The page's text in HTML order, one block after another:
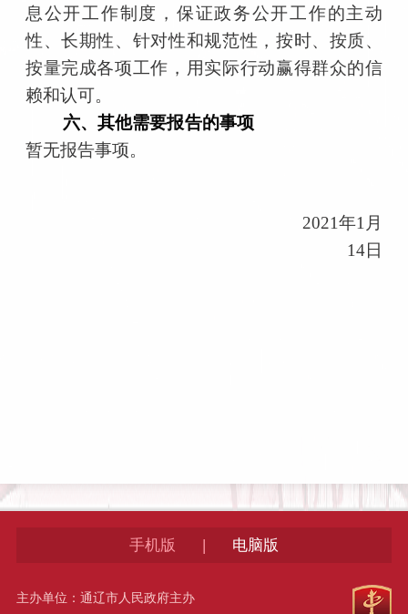
息公开工作制度，保证政务公开工作的主动
性、长期性、针对性和规范性，按时、按质、
按量完成各项工作，用实际行动赢得群众的信
赖和认可。
六、 其他需要报告的事项
暂无报告事项。
2021年1月
14日
手机版 | 电脑版
主办单位：通辽市人民政府主办